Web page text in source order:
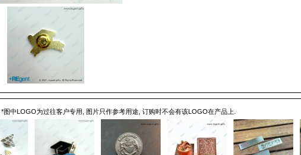
*图中LOGO为过往客户专用, 图片只作参考用途, 订购时不会有该LOGO在产品上.